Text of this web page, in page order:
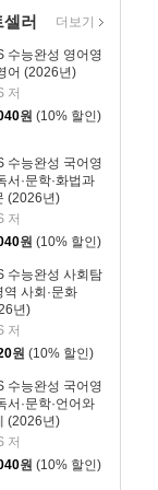
러
수능완성 영어영
어 (2026년)
저
원 (10% 할인)
수능완성 국어영
서·문학·화법과
(2026년)
저
원 (10% 할인)
수능완성 사회탐
역 사회·문화
년)
저
원 (10% 할인)
수능완성 국어영
서·문학·언어와
(2026년)
저
원 (10% 할인)
더보기